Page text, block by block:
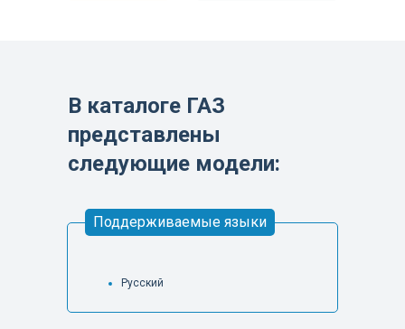
В каталоге ГАЗ
представлены
следующие модели:
Русский
Поддерживаемые языки